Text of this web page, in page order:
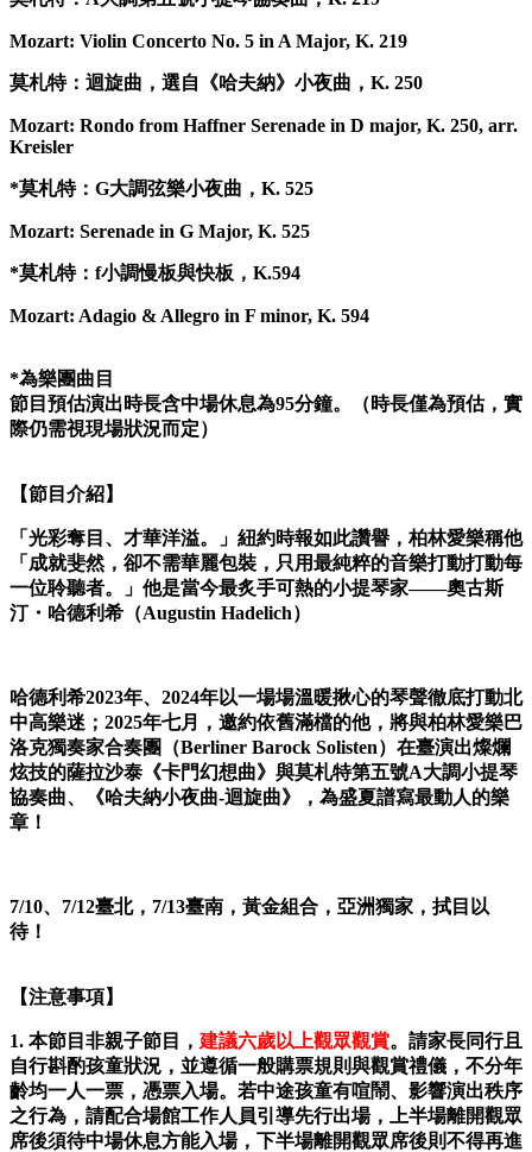
Mozart: Violin Concerto No. 5 in A Major, K. 219
莫札特：迴旋曲，選自《哈夫納》小夜曲，K. 250
Mozart: Rondo from Haffner Serenade in D major, K. 250, arr.
Kreisler
*莫札特：G大調弦樂小夜曲，K. 525
Mozart: Serenade in G Major, K. 525
*莫札特：f小調慢板與快板，K.594
Mozart: Adagio & Allegro in F minor, K. 594
*為樂團曲目
節目預估演出時長含中場休息為95分鐘。（時長僅為預估，實
際仍需視現場狀況而定）
【節目介紹】
「光彩奪目、才華洋溢。」紐約時報如此讚譽，柏林愛樂稱他
「成就斐然，卻不需華麗包裝，只用最純粹的音樂打動打動每
一位聆聽者。」他是當今最炙手可熱的小提琴家——奧古斯
汀・哈德利希（Augustin Hadelich）
哈德利希2023年、 2024年以一場場溫暖揪心的琴聲徹底打動北
中高樂迷； 2025年七月，邀約依舊滿檔的他，將與柏林愛樂巴
洛克獨奏家合奏團（Berliner Barock Solisten）在臺演出燦爛
炫技的薩拉沙泰《卡門幻想曲》與莫札特第五號A大調小提琴
協奏曲、《哈夫納小夜曲-迴旋曲》，為盛夏譜寫最動人的樂
章！
7/10、 7/12臺北， 7/13臺南，黃金組合，亞洲獨家，拭目以
待！
【注意事項】
1. 本節目非親子節目， 建議六歲以上觀眾觀賞。請家長同行且
自行斟酌孩童狀況，並遵循一般購票規則與觀賞禮儀， 不分年
齡均一人一票，憑票入場。若中途孩童有喧鬧、影響演出秩序
之行為，請配合場館工作人員引導先行出場，上半場離開觀眾
席後須待中場休息方能入場，下半場離開觀眾席後則不得再進